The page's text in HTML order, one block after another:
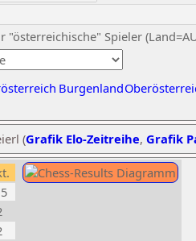
"österreichische" Spieler
Burgenland
(Grafik Elo-Zeitreihe, Grafik